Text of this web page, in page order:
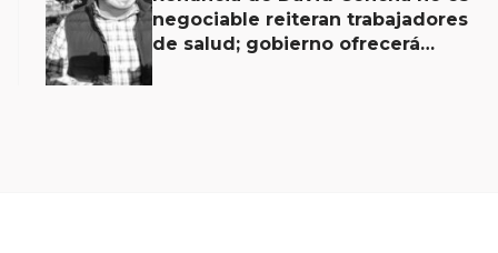
negociable reiteran trabajadores
de salud; gobierno ofrecerá